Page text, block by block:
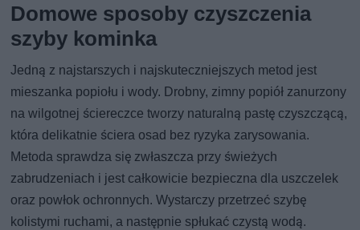
Domowe sposoby czyszczenia
szyby kominka
Jedną z najstarszych i najskuteczniejszych metod jest
mieszanka popiołu i wody. Drobny, zimny popiół zanurzony
na wilgotnej ściereczce tworzy naturalną pastę czyszczącą,
która delikatnie ściera osad bez ryzyka zarysowania.
Metoda sprawdza się zwłaszcza przy świeżych
zabrudzeniach i jest całkowicie bezpieczna dla uszczelek
oraz powłok ochronnych. Wystarczy przetrzeć szybę
kolistymi ruchami, a następnie spłukać czystą wodą.